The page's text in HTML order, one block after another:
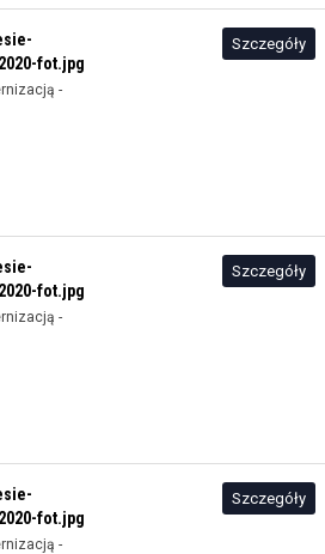
fot.jpg
-
Szczegóły
fot.jpg
-
Szczegóły
fot.jpg
-
Szczegóły